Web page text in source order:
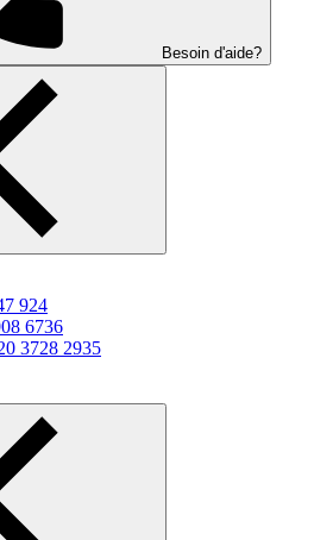
Besoin d'aide?
924
6736
3728 2935